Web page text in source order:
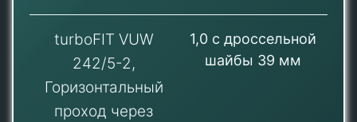
turboFIT VUW
242/5-2,
Горизонтальный
проход через
1,0 с дроссельной
шайбы 39 мм